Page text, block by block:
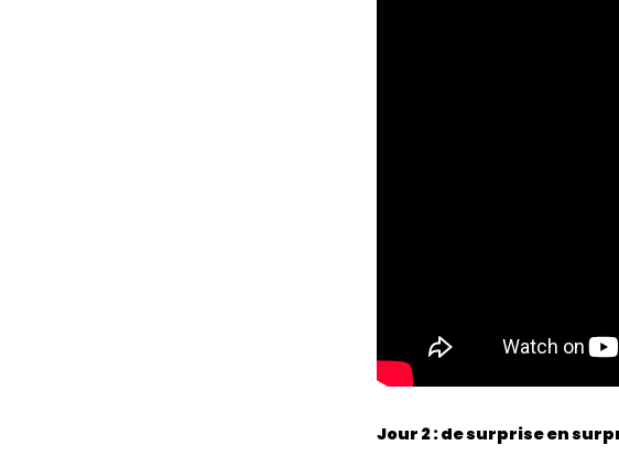
Jour 2 : de surprise en